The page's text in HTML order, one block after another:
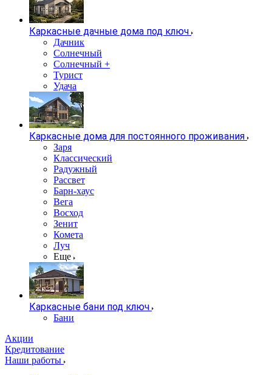
Каркасные дачные дома под ключ
Дачник
Солнечный
Солнечный +
Турист
Удача
Каркасные дома для постоянного проживания
Заря
Классический
Радужный
Рассвет
Барн-хаус
Вега
Восход
Зенит
Комета
Луч
Еще
Каркасные бани под ключ
Бани
Акции
Кредитование
Наши работы